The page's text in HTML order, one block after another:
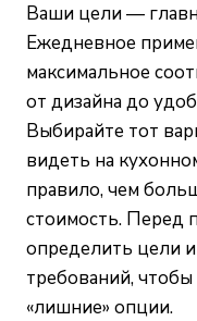
Ваши цели —
Ежедневное
максимальное
от дизайна до
Выбирайте тот
видеть на
правило, чем
стоимость. Перед
определить цели
требований,
«лишние» опции.